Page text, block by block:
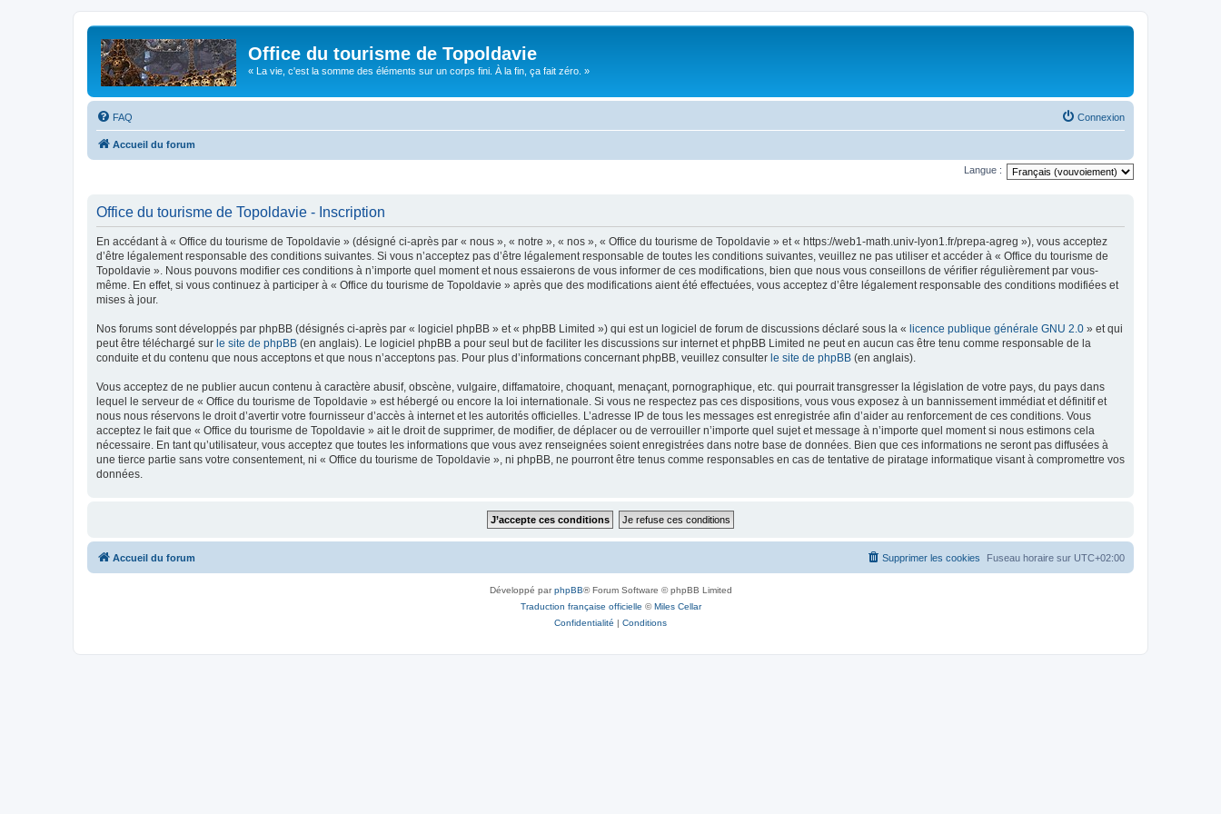
Office du tourisme de Topoldavie
« La vie, c'est la somme des éléments sur un corps fini. À la fin, ça fait zéro. »
FAQ Connexion
Accueil du forum
Langue :
Office du tourisme de Topoldavie - Inscription
En accédant à « Office du tourisme de Topoldavie » (désigné ci-après par « nous », « notre », « nos », « Office du tourisme de Topoldavie » et « https://web1-math.univ-lyon1.fr/prepa-agreg »), vous acceptez
d’être légalement responsable des conditions suivantes. Si vous n’acceptez pas d’être légalement responsable de toutes les conditions suivantes, veuillez ne pas utiliser et accéder à « Office du tourisme de
Topoldavie ». Nous pouvons modifier ces conditions à n’importe quel moment et nous essaierons de vous informer de ces modifications, bien que nous vous conseillons de vérifier régulièrement par vous-
même. En effet, si vous continuez à participer à « Office du tourisme de Topoldavie » après que des modifications aient été effectuées, vous acceptez d’être légalement responsable des conditions modifiées et
mises à jour.
Nos forums sont développés par phpBB (désignés ci-après par « logiciel phpBB » et « phpBB Limited ») qui est un logiciel de forum de discussions déclaré sous la « licence publique générale GNU 2.0 » et qui
peut être téléchargé sur le site de phpBB (en anglais). Le logiciel phpBB a pour seul but de faciliter les discussions sur internet et phpBB Limited ne peut en aucun cas être tenu comme responsable de la
conduite et du contenu que nous acceptons et que nous n’acceptons pas. Pour plus d’informations concernant phpBB, veuillez consulter le site de phpBB (en anglais).
Vous acceptez de ne publier aucun contenu à caractère abusif, obscène, vulgaire, diffamatoire, choquant, menaçant, pornographique, etc. qui pourrait transgresser la législation de votre pays, du pays dans
lequel le serveur de « Office du tourisme de Topoldavie » est hébergé ou encore la loi internationale. Si vous ne respectez pas ces dispositions, vous vous exposez à un bannissement immédiat et définitif et
nous nous réservons le droit d’avertir votre fournisseur d’accès à internet et les autorités officielles. L’adresse IP de tous les messages est enregistrée afin d’aider au renforcement de ces conditions. Vous
acceptez le fait que « Office du tourisme de Topoldavie » ait le droit de supprimer, de modifier, de déplacer ou de verrouiller n’importe quel sujet et message à n’importe quel moment si nous estimons cela
nécessaire. En tant qu’utilisateur, vous acceptez que toutes les informations que vous avez renseignées soient enregistrées dans notre base de données. Bien que ces informations ne seront pas diffusées à
une tierce partie sans votre consentement, ni « Office du tourisme de Topoldavie », ni phpBB, ne pourront être tenus comme responsables en cas de tentative de piratage informatique visant à compromettre vos
données.
Accueil du forum Fuseau horaire sur UTC+02:00
Supprimer les cookies
Développé parphpBB® Forum Software © phpBB Limited
Traduction française officielle ©Miles Cellar
Confidentialité | Conditions